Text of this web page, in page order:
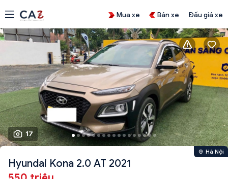
Mua xe Bán xe Đấu giá xe
17
Hà Nội
Hyundai Kona 2.0 AT 2021